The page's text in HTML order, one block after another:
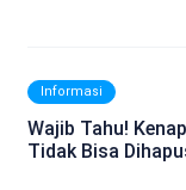
Informasi
Wajib Tahu!
Tidak Bisa